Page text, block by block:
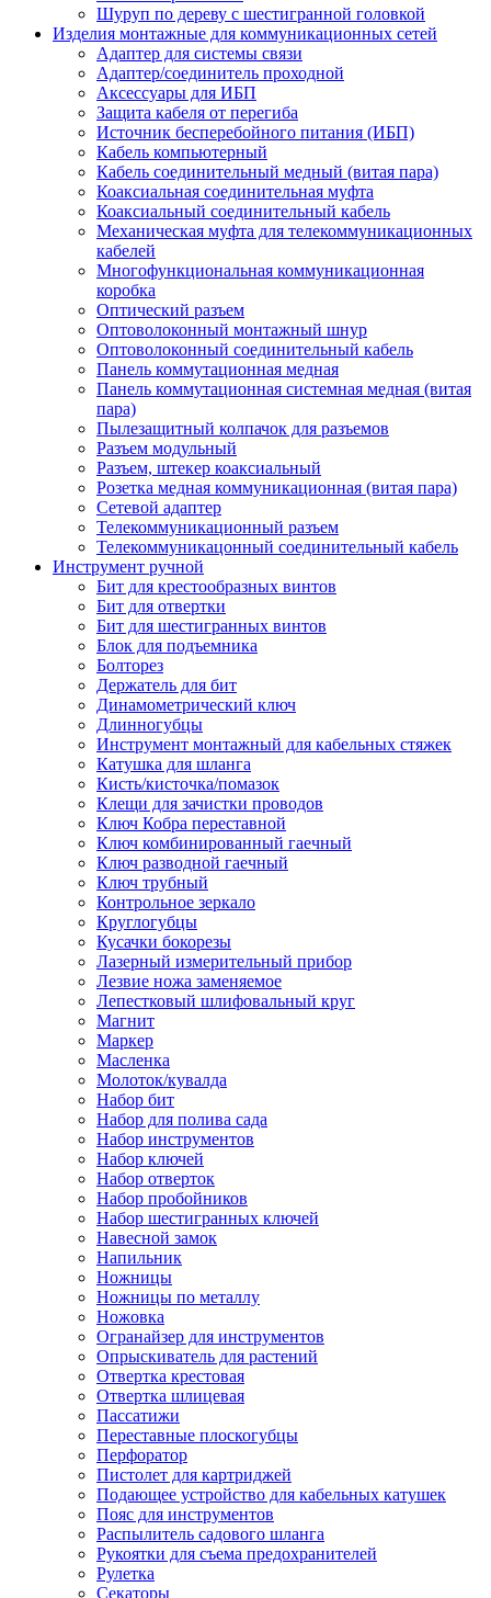
Шуруп по дереву с шестигранной головкой
Изделия монтажные для коммуникационных сетей
Адаптер для системы связи
Адаптер/соединитель проходной
Аксессуары для ИБП
Защита кабеля от перегиба
Источник бесперебойного питания (ИБП)
Кабель компьютерный
Кабель соединительный медный (витая пара)
Коаксиальная соединительная муфта
Коаксиальный соединительный кабель
Механическая муфта для телекоммуникационных
кабелей
Многофункциональная коммуникационная
коробка
Оптический разъем
Оптоволоконный монтажный шнур
Оптоволоконный соединительный кабель
Панель коммутационная медная
Панель коммутационная системная медная (витая
пара)
Пылезащитный колпачок для разъемов
Разъем модульный
Разъем, штекер коаксиальный
Розетка медная коммуникационная (витая пара)
Сетевой адаптер
Телекоммуникационный разъем
Телекоммуникацонный соединительный кабель
Инструмент ручной
Бит для крестообразных винтов
Бит для отвертки
Бит для шестигранных винтов
Блок для подъемника
Болторез
Держатель для бит
Динамометрический ключ
Длинногубцы
Инструмент монтажный для кабельных стяжек
Катушка для шланга
Кисть/кисточка/помазок
Клещи для зачистки проводов
Ключ Кобра переставной
Ключ комбинированный гаечный
Ключ разводной гаечный
Ключ трубный
Контрольное зеркало
Круглогубцы
Кусачки бокорезы
Лазерный измерительный прибор
Лезвие ножа заменяемое
Лепестковый шлифовальный круг
Магнит
Маркер
Масленка
Молоток/кувалда
Набор бит
Набор для полива сада
Набор инструментов
Набор ключей
Набор отверток
Набор пробойников
Набор шестигранных ключей
Навесной замок
Напильник
Ножницы
Ножницы по металлу
Ножовка
Огранайзер для инструментов
Опрыскиватель для растений
Отвертка крестовая
Отвертка шлицевая
Пассатижи
Переставные плоскогубцы
Перфоратор
Пистолет для картриджей
Подающее устройство для кабельных катушек
Пояс для инструментов
Распылитель садового шланга
Рукоятки для съема предохранителей
Рулетка
Секаторы